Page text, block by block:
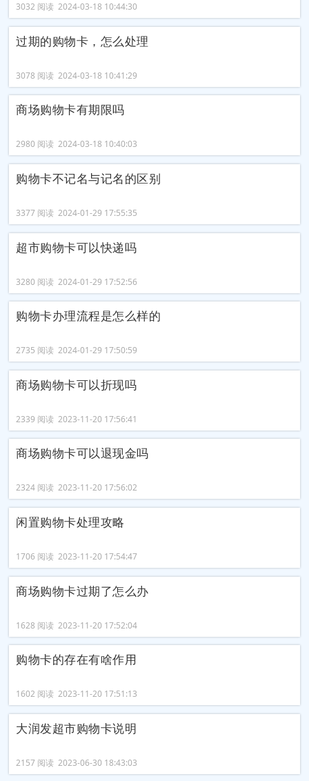
3032 阅读 2024-03-18 10:44:30
过期的购物卡，怎么处理
3078 阅读 2024-03-18 10:41:29
商场购物卡有期限吗
2980 阅读 2024-03-18 10:40:03
购物卡不记名与记名的区别
3377 阅读 2024-01-29 17:55:35
超市购物卡可以快递吗
3280 阅读 2024-01-29 17:52:56
购物卡办理流程是怎么样的
2735 阅读 2024-01-29 17:50:59
商场购物卡可以折现吗
2339 阅读 2023-11-20 17:56:41
商场购物卡可以退现金吗
2324 阅读 2023-11-20 17:56:02
闲置购物卡处理攻略
1706 阅读 2023-11-20 17:54:47
商场购物卡过期了怎么办
1628 阅读 2023-11-20 17:52:04
购物卡的存在有啥作用
1602 阅读 2023-11-20 17:51:13
大润发超市购物卡说明
2157 阅读 2023-06-30 18:43:03